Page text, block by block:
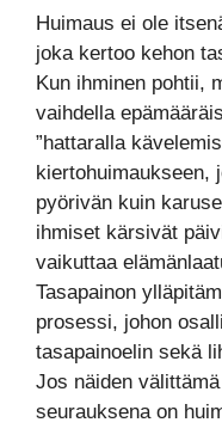
Huimaus ei ole
joka kertoo kehon
Kun ihminen pohtii,
vaihdella
”hattaralla
kiertohuimaukseen,
pyörivän kuin
ihmiset kärsivät
vaikuttaa
Tasapainon
prosessi, johon
tasapainoelin sekä
Jos näiden
seurauksena on